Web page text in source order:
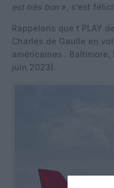
est très bon », s’est
Rappelons que t PLAY
Charles de Gaulle en
américaines : Baltimore,
juin 2023).